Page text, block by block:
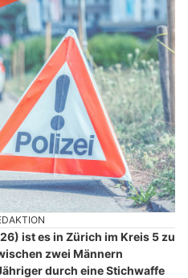
ist es in Zürich im Kreis 5 zu
zwei Männern
durch eine Stichwaffe